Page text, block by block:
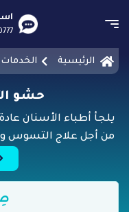
الرئيسية الخدمات
حشو
يلجأ أطباء الأسنان
من أجل علاج التسوس
يقوم طبيب الأسنان
وحشو الحفرة بعد
السنِّ، لإعادته إلى
التسوس الذي قد